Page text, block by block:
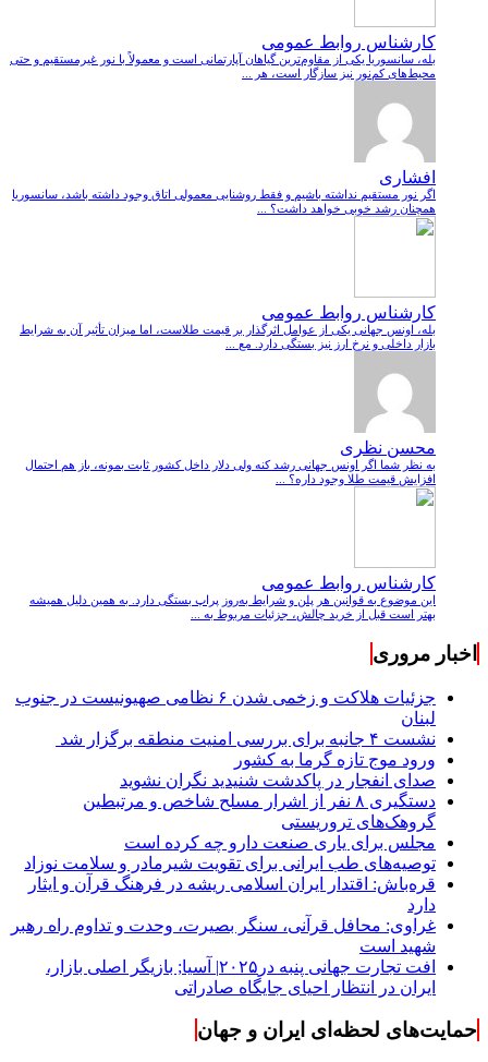
کارشناس روابط عمومی
بله، سانسوریا یکی از مقاوم‌ترین گیاهان آپارتمانی است و معمولاً با نور غیرمستقیم و حتی
محیط‌های کم‌نور نیز سازگار است، هر ...
افشاری
اگر نور مستقیم نداشته باشیم و فقط روشنایی معمولی اتاق وجود داشته باشد، سانسوریا
همچنان رشد خوبی خواهد داشت؟ ...
کارشناس روابط عمومی
بله، اونس جهانی یکی از عوامل اثرگذار بر قیمت طلاست، اما میزان تأثیر آن به شرایط
بازار داخلی و نرخ ارز نیز بستگی دارد. مع ...
محسن نظری
به نظر شما اگر اونس جهانی رشد کنه ولی دلار داخل کشور ثابت بمونه، باز هم احتمال
افزایش قیمت طلا وجود داره؟ ...
کارشناس روابط عمومی
این موضوع به قوانین هر پلن و شرایط به‌روز پراپ بستگی دارد. به همین دلیل همیشه
بهتر است قبل از خرید چالش، جزئیات مربوط به ...
اخبار مروری
جزئیات هلاکت و زخمی شدن ۶ نظامی صهیونیست در جنوب
لبنان
نشست ۴ جانبه برای بررسی امنیت منطقه برگزار شد
ورود موج تازه گرما به کشور
صدای انفجار در پاکدشت شنیدید نگران نشوید
دستگیری ۸ نفر از اشرار مسلح شاخص و مرتبطین
گروهک‌های تروریستی
مجلس برای یاری صنعت دارو چه کرده است
توصیه‌های طب ایرانی برای تقویت شیرمادر و سلامت نوزاد
قره‌باش: اقتدار ایران اسلامی ریشه در فرهنگ قرآن و ایثار
دارد
غراوی: محافل قرآنی، سنگر بصیرت، وحدت و تداوم راه رهبر
شهید است
افت تجارت جهانی پنبه در۲۰۲۵| آسیا; بازیگر اصلی بازار،
ایران در انتظار احیای جایگاه صادراتی
حمایت‌های لحظه‌ای ایران و جهان